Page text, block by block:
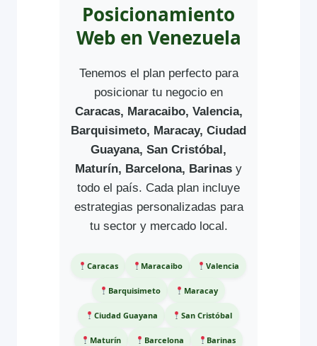
Posicionamiento
Web en Venezuela
Tenemos el plan perfecto para
posicionar tu negocio en
Caracas, Maracaibo, Valencia,
Barquisimeto, Maracay, Ciudad
Guayana, San Cristóbal,
Maturín, Barcelona, Barinas y
todo el país. Cada plan incluye
estrategias personalizadas para
tu sector y mercado local.
Caracas Maracaibo Valencia
Barquisimeto Maracay
Ciudad Guayana San Cristóbal
Maturín Barcelona Barinas